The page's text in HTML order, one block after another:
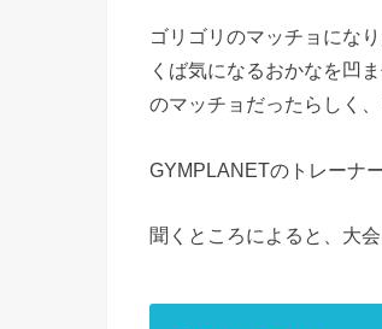
ゴリゴリのマッチョにな
くば気になるおかなを凹
のマッチョだったらしく
GYMPLANETのトレーナ
聞くところによると、大